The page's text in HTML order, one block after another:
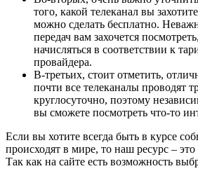
того, какой телеканал вы
можно сделать бесплатно.
передач вам захочется
начисляться в соответствии к
провайдера.
В-третьих, стоит отметить,
почти все телеканалы проводят
круглосуточно, поэтому
вы сможете посмотреть что-то
Если вы хотите всегда быть в курсе
происходят в мире, то наш ресурс –
Так как на сайте есть возможность